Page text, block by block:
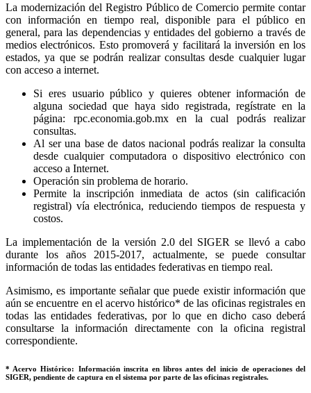
La modernización del Registro Público de Comercio permite contar
con información en tiempo real, disponible para el público en
general, para las dependencias y entidades del gobierno a través de
medios electrónicos. Esto promoverá y facilitará la inversión en los
estados, ya que se podrán realizar consultas desde cualquier lugar
con acceso a internet.
Si eres usuario público y quieres obtener información de
alguna sociedad que haya sido registrada, regístrate en la
página: rpc.economia.gob.mx en la cual podrás realizar
consultas.
Al ser una base de datos nacional podrás realizar la consulta
desde cualquier computadora o dispositivo electrónico con
acceso a Internet.
Operación sin problema de horario.
Permite la inscripción inmediata de actos (sin calificación
registral) vía electrónica, reduciendo tiempos de respuesta y
costos.
La implementación de la versión 2.0 del SIGER se llevó a cabo
durante los años 2015-2017, actualmente, se puede consultar
información de todas las entidades federativas en tiempo real.
Asimismo, es importante señalar que puede existir información que
aún se encuentre en el acervo histórico* de las oficinas registrales en
todas las entidades federativas, por lo que en dicho caso deberá
consultarse la información directamente con la oficina registral
correspondiente.
* Acervo Histórico: Información inscrita en libros antes del inicio de operaciones del
SIGER, pendiente de captura en el sistema por parte de las oficinas registrales.